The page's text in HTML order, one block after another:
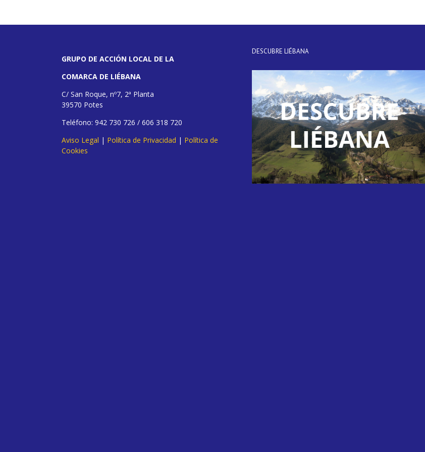
GRUPO DE ACCIÓN LOCAL DE LA
COMARCA DE LIÉBANA
C/ San Roque, nº7, 2ª Planta
39570 Potes
Teléfono: 942 730 726 / 606 318 720
Aviso Legal | Política de Privacidad | Política de
Cookies
DESCUBRE LIÉBANA